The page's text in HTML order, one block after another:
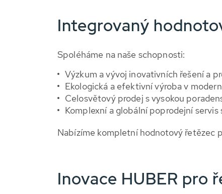
Integrovaný
Spoléháme na naše schopnosti:
Výzkum a vývoj inovativních řešení a
Ekologická a efektivní výroba v
Celosvětový prodej s vysokou
Komplexní a globální poprodejní
Nabízíme kompletní hodnotový řetězec
Inovace HUBER pro